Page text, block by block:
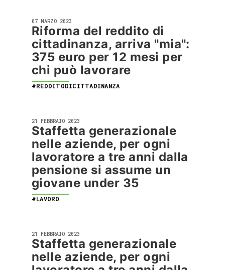
07 MARZO 2023
Riforma del reddito di
cittadinanza, arriva "mia":
375 euro per 12 mesi per
chi può lavorare
#REDDITODICITTADINANZA
21 FEBBRAIO 2023
Staffetta generazionale
nelle aziende, per ogni
lavoratore a tre anni dalla
pensione si assume un
giovane under 35
#LAVORO
21 FEBBRAIO 2023
Staffetta generazionale
nelle aziende, per ogni